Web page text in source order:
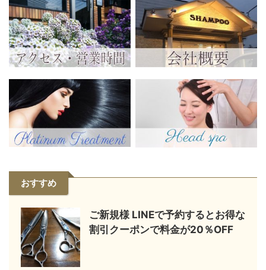
おすすめ
ご新規様 LINEで予約するとお得な
割引クーポンで料金が20％OFF